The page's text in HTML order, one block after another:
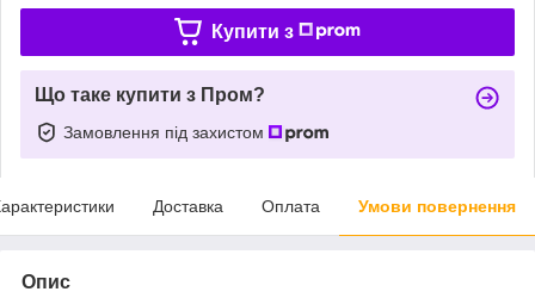
Купити з
Що таке купити з Пром?
Замовлення під захистом
Доставка Оплата Умови повернення
Опис